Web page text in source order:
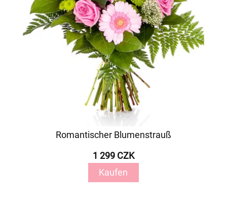
Romantischer Blumenstrauß
1 299 CZK
Kaufen